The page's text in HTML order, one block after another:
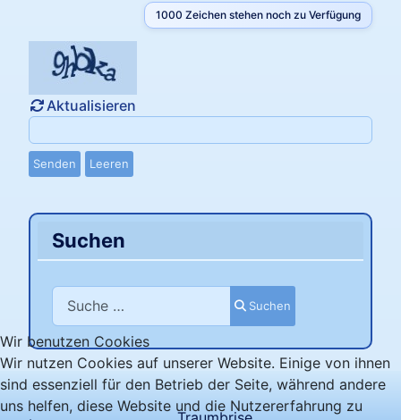
1000 Zeichen stehen noch zu Verfügung
Aktualisieren
Senden Leeren
Suchen
Suchen
Suchen
Wir benutzen Cookies
Wir nutzen Cookies auf unserer Website. Einige von ihnen
sind essenziell für den Betrieb der Seite, während andere
uns helfen, diese Website und die Nutzererfahrung zu